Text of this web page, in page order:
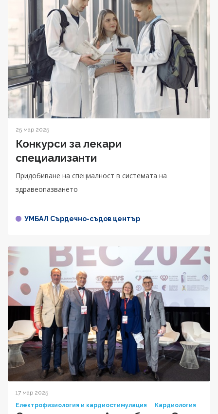
25 мар 2025
Конкурси за лекари
специализанти
Придобиване на специалност в системата на
здравеопазването
УМБАЛ Сърдечно-съдов център
17 мар 2025
Електрофизиология и кардиостимулация
Кардиология